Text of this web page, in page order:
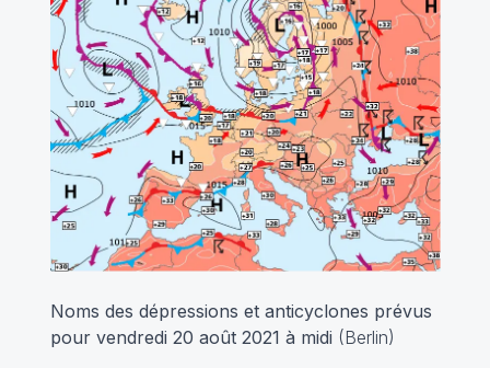
Noms des dépressions et anticyclones prévus
pour vendredi 20 août 2021 à midi (Berlin)